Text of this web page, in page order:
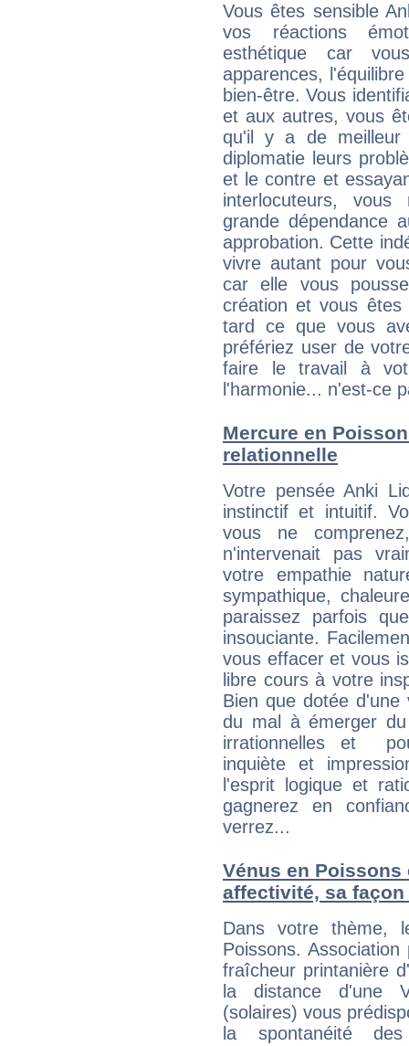
Vous êtes sensible
vos réactions
esthétique car
apparences,
bien-être. Vous
et aux autres, vous
qu'il y a de
diplomatie leurs
et le contre et
interlocuteurs,
grande dépendance
approbation. Cette
vivre autant pour
car elle vous
création et vous
tard ce que vous
préfériez user de
faire le travail à
l'harmonie... n'est-ce
Mercure en
relationnelle
Votre pensée Anki
instinctif et intuitif.
vous ne
n'intervenait pas
votre empathie
sympathique,
paraissez parfois
insouciante.
vous effacer et vous
libre cours à votre
Bien que dotée d'une
du mal à émerger
irrationnelles et
inquiète et
l'esprit logique et
gagnerez en
verrez...
Vénus en
affectivité, sa
Dans votre thème,
Poissons.
fraîcheur printanière
la distance d'une
(solaires) vous
la spontanéité